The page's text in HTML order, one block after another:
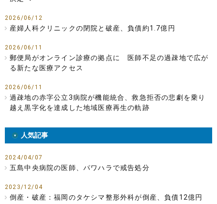
2026/06/12
産婦人科クリニックの閉院と破産、負債約1.7億円
2026/06/11
郵便局がオンライン診療の拠点に 医師不足の過疎地で広が
る新たな医療アクセス
2026/06/11
過疎地の赤字公立3病院が機能統合、救急拒否の悲劇を乗り
越え黒字化を達成した地域医療再生の軌跡
人気記事
2024/04/07
五島中央病院の医師、パワハラで戒告処分
2023/12/04
倒産・破産：福岡のタケシマ整形外科が倒産、負債12億円